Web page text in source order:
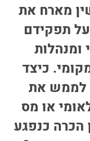
מארח את
על תפקידם
ומנהלות
כיצד
לממש את
או מס
הכרה כנפגע